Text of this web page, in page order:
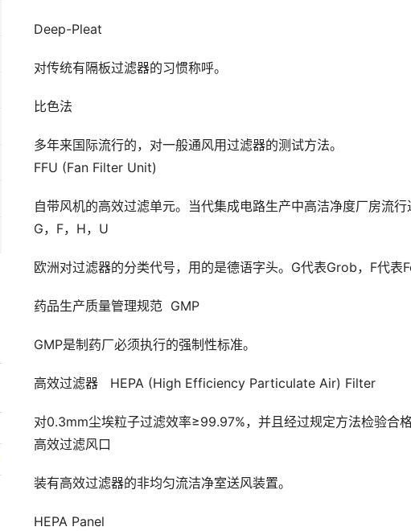
Deep-Pleat
对传统有隔板过滤器的习惯称呼。
比色法
多年来国际流行的，对一般通风用过滤器的测试方法。
FFU (Fan Filter Unit)
自带风机的高效过滤单元。当代集成电路生产中高洁净度厂房流
G，F，H，U
欧洲对过滤器的分类代号，用的是德语字头。G代表Grob，F代表
药品生产质量管理规范  GMP
GMP是制药厂必须执行的强制性标准。
高效过滤器   HEPA (High Efficiency Particulate Air) Filter
对0.3mm尘埃粒子过滤效率≥99.97%，并且经过规定方法检验合
高效过滤风口
装有高效过滤器的非均匀流洁净室送风装置。
HEPA Panel